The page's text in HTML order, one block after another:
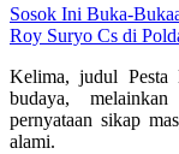
Sosok Ini Buka-
Roy Suryo Cs di
Kelima, judul Pesta
budaya,
pernyataan sikap
alami.